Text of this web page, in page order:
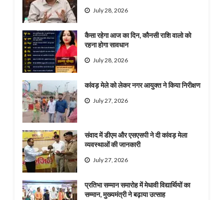
July 28, 2026
कैसा रहेगा आज का दिन, कौनसी राशि वालो को
रहना होगा सावधान
July 28, 2026
कांवड़ मेले को लेकर नगर आयुक्त ने किया निरीक्षण
July 27, 2026
संवाद में डीएम और एसएसपी ने दी कांवड़ मेला
व्यवस्थाओं की जानकारी
July 27, 2026
प्रतिभा सम्मान समारोह में मेधावी विद्यार्थियों का
सम्मान, मुख्यमंत्री ने बढ़ाया उत्साह